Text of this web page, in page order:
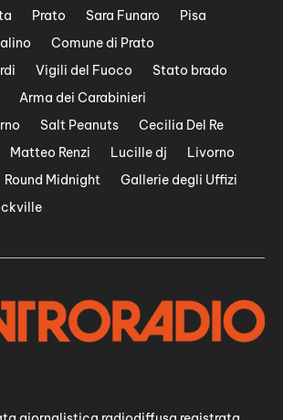
Prato Sara Funaro
Pisa
Comune di Prato
Vigili del Fuoco
Stato brado
Arma dei Carabinieri
Salt Peanuts
Cecilia Del Re
Matteo Renzi Lucille dj
Livorno
Round Midnight
Gallerie degli Uffizi